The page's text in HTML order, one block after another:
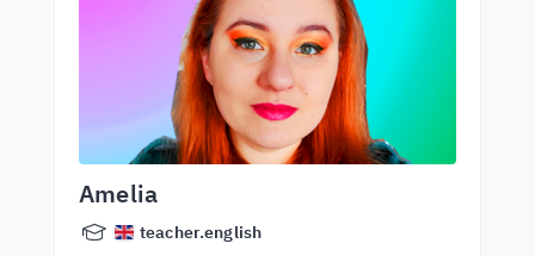
Amelia
teacher.english